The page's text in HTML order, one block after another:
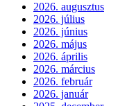
2026. augusztus
2026. július
2026. június
2026. május
2026. április
2026. március
2026. február
2026. január